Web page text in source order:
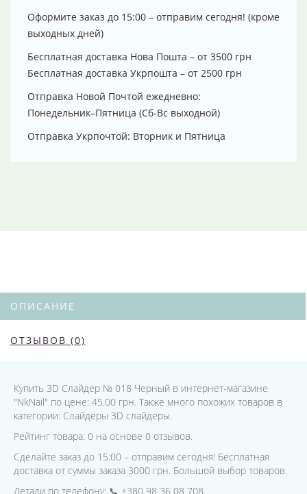
Оформите заказ до 15:00 – отправим сегодня! (кроме
выходных дней)
Бесплатная доставка Нова Пошта – от 3500 грн
Бесплатная доставка Укрпошта – от 2500 грн
Отправка Новой Почтой ежедневно:
Понедельник–Пятница (Сб-Вс выходной)
Отправка Укрпочтой: Вторник и Пятница
ОПИСАНИЕ
ОТЗЫВОВ (0)
Купить 3D Слайдер № 018 Черный в интернет-магазине
"NkNail" по цене: 45.00 грн. Также много похожих товаров в
категории: Слайдеры 3D слайдеры.
Рейтинг товара: 0 на основе 0 отзывов.
Сделайте заказ до 15:00 – отправим сегодня! Бесплатная
доставка от суммы заказа 3000 грн. Большой выбор товаров.
Детали по телефону: 📞 +380 98 36 08 708